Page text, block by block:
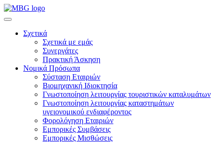
Σχετικά
Σχετικά με εμάς
Συνεργάτες
Πρακτική Άσκηση
Νομικά Πρόσωπα
Σύσταση Εταιριών
Βιομηχανική Ιδιοκτησία
Γνωστοποίηση λειτουργίας τουριστικών καταλυμάτων
Γνωστοποίηση λειτουργίας καταστημάτων
υγειονομικού ενδιαφέροντος
Φορολόγηση Εταιριών
Εμπορικές Συμβάσεις
Εμπορικές Μισθώσεις